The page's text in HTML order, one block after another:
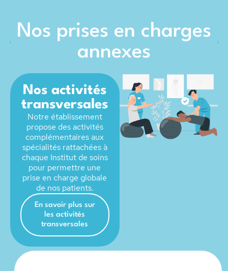
Nos prises en charges
annexes
Nos activités
transversales
Notre établissement
propose des activités
complémentaires aux
spécialités rattachées à
chaque Institut de soins
pour permettre une
prise en charge globale
de nos patients.
En savoir plus sur
les activités
transversales